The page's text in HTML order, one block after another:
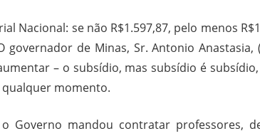
Nacional: se não R$1.597,87, pelo menos
de Minas, Sr. Antonio Anastasia,
– o subsídio, mas subsídio é
momento.
Governo mandou contratar professores,